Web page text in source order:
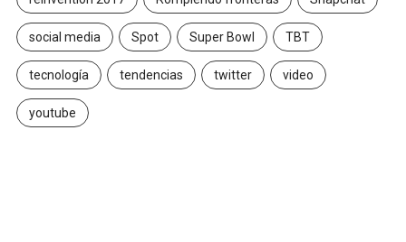
social media Spot Super Bowl TBT
tecnología tendencias twitter video
youtube